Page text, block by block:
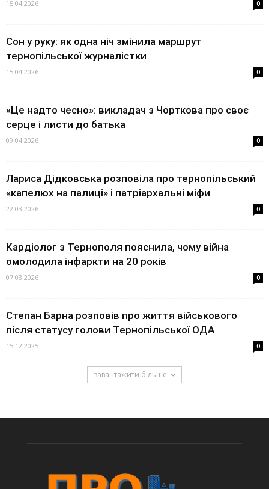
15.04.2026 0
Сон у руку: як одна ніч змінила маршрут
тернопільської журналістки
15.04.2026 0
«Це надто чесно»: викладач з Чорткова про своє
серце і листи до батька
09.04.2026 0
Лариса Дідковська розповіла про тернопільський
«капелюх на палиці» і патріархальні міфи
22.03.2026 0
Кардіолог з Тернополя пояснила, чому війна
омолодила інфаркти на 20 років
07.03.2026 0
Степан Барна розповів про життя військового
після статусу голови Тернопільської ОДА
15.12.2025 0
завантажити більше